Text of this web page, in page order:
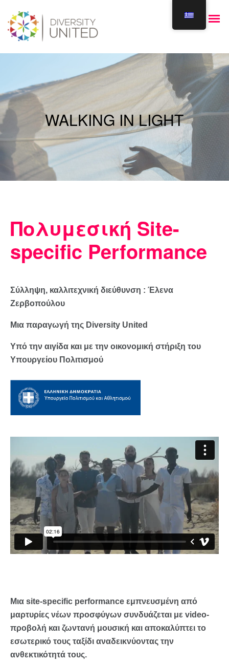
WALKING IN LIGHT
Πολυμεσική Site-
specific Performance
Σύλληψη, καλλιτεχνική διεύθυνση : Έλενα
Ζερβοπούλου
Μια παραγωγή της Diversity United
Υπό την αιγίδα και με την οικονομική στήριξη του
Υπουργείου Πολιτισμού
Μια site-specific performance εμπνευσμένη από
μαρτυρίες νέων προσφύγων συνδυάζεται με video-
προβολή και ζωντανή μουσική και αποκαλύπτει το
εσωτερικό τους ταξίδι αναδεικνύοντας την
ανθεκτικότητά τους.